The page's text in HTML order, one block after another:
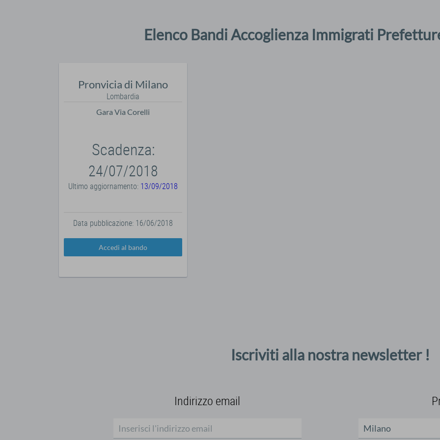
Elenco Bandi Accoglienza Immigrati
Pronvicia di Milano
Lombardia
Gara Via Corelli
Scadenza:
24/07/2018
Ultimo aggiornamento: 13/09/2018
Data pubblicazione: 16/06/2018
Accedi al bando
Iscriviti alla nostra newsletter !
Indirizzo email